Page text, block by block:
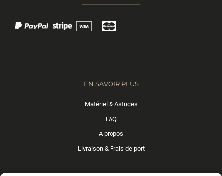
EN SAVOIR PLUS
Matériel & Astuces
FAQ
A propos
Livraison & Frais de port